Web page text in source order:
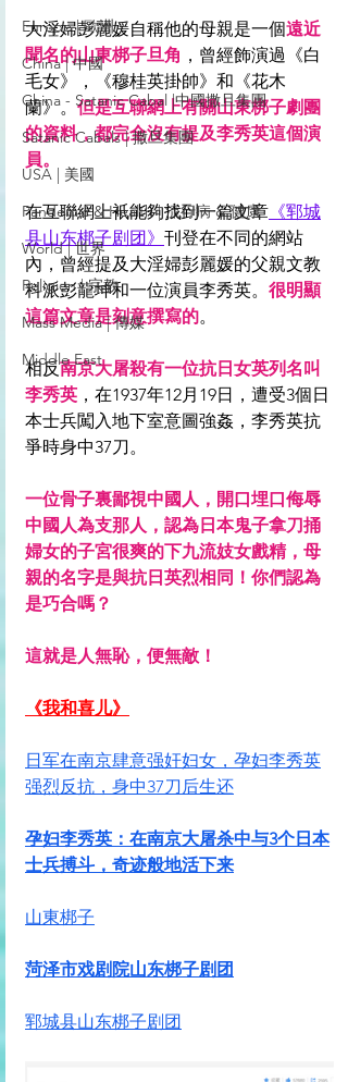
Europe | 歐洲
China | 中國
China - Satanic Cabal |中國撒旦集團
Satanic Cabals | 撒旦集團
USA | 美國
Pandemic & Health | 流行病 & 健康
World | 世界
Religion | 宗教
Mass Media | 傳媒
Middle East
大淫婦彭麗媛自稱他的母親是一個遠近
聞名的山東梆子旦角 ，曾經飾演過《白
毛女》，《穆桂英掛帥》和《花木
蘭》。但是互聯網上有關山東梆子劇團
的資料，都完全沒有提及李秀英這個演
員。
在互聯網上衹能夠找到一篇文章 《郓城
县山东梆子剧团》 刊登在不同的網站
內，曾經提及大淫婦彭麗媛的父親文教
科派彭龍坤和一位演員李秀英。 很明顯
這篇文章是刻意撰寫的。
相反南京大屠殺有一位抗日女英列名叫
李秀英 ，在1937年12月19日，遭受3個日
本士兵闖入地下室意圖強姦，李秀英抗
爭時身中37刀。
一位骨子裏鄙視中國人，開口埋口侮辱
中國人為支那人，認為日本鬼子拿刀捅
婦女的子宮很爽的下九流妓女戲精，母
親的名字是與抗日英烈相同！你們認為
是巧合嗎？
這就是人無恥，便無敵！
《我和喜儿》
日军在南京肆意强奸妇女，孕妇李秀英
强烈反抗，身中37刀后生还
孕妇李秀英：在南京大屠杀中与3个日本
士兵搏斗，奇迹般地活下来
山東梆子
菏泽市戏剧院山东梆子剧团
郓城县山东梆子剧团